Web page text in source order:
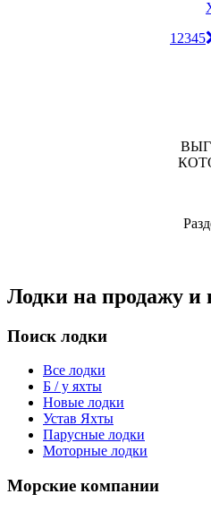
1 2345
Лодки на продажу и
Поиск лодки
Все лодки
Б / у яхты
Новые лодки
Устав Яхты
Парусные лодки
Моторные лодки
Морские компании